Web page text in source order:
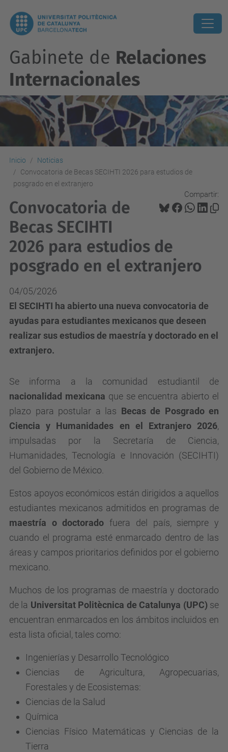
Gabinete de Relaciones
Internacionales
Inicio
Noticias
Convocatoria de Becas SECIHTI 2026 para estudios de
posgrado en el extranjero
Compartir:
Convocatoria de
Becas SECIHTI
2026 para estudios de
posgrado en el extranjero
04/05/2026
El SECIHTI ha abierto una nueva convocatoria de
ayudas para estudiantes mexicanos que deseen
realizar sus estudios de maestría y doctorado en el
extranjero.
Se informa a la comunidad estudiantil de
nacionalidad mexicana que se encuentra abierto el
plazo para postular a las Becas de Posgrado en
Ciencia y Humanidades en el Extranjero 2026,
impulsadas por la Secretaría de Ciencia,
Humanidades, Tecnología e Innovación (SECIHTI)
del Gobierno de México.
Estos apoyos económicos están dirigidos a aquellos
estudiantes mexicanos admitidos en programas de
maestría o doctorado fuera del país, siempre y
cuando el programa esté enmarcado dentro de las
áreas y campos prioritarios definidos por el gobierno
mexicano.
Muchos de los programas de maestría y doctorado
de la Universitat Politècnica de Catalunya (UPC) se
encuentran enmarcados en los ámbitos incluidos en
esta lista oficial, tales como:
Ingenierías y Desarrollo Tecnológico
Ciencias de Agricultura, Agropecuarias,
Forestales y de Ecosistemas:
Ciencias de la Salud
Química
Ciencias Físico Matemáticas y Ciencias de la
Tierra